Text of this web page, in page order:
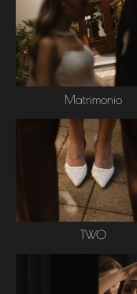
Matrimonio
TWO